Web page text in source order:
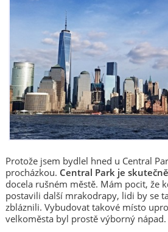
Protože jsem bydlel hned u Central
procházkou. Central Park je
docela rušném městě. Mám pocit, že
postavili další mrakodrapy, lidi by se
zbláznili. Vybudovat takové místo
velkoměsta byl prostě výborný nápad.